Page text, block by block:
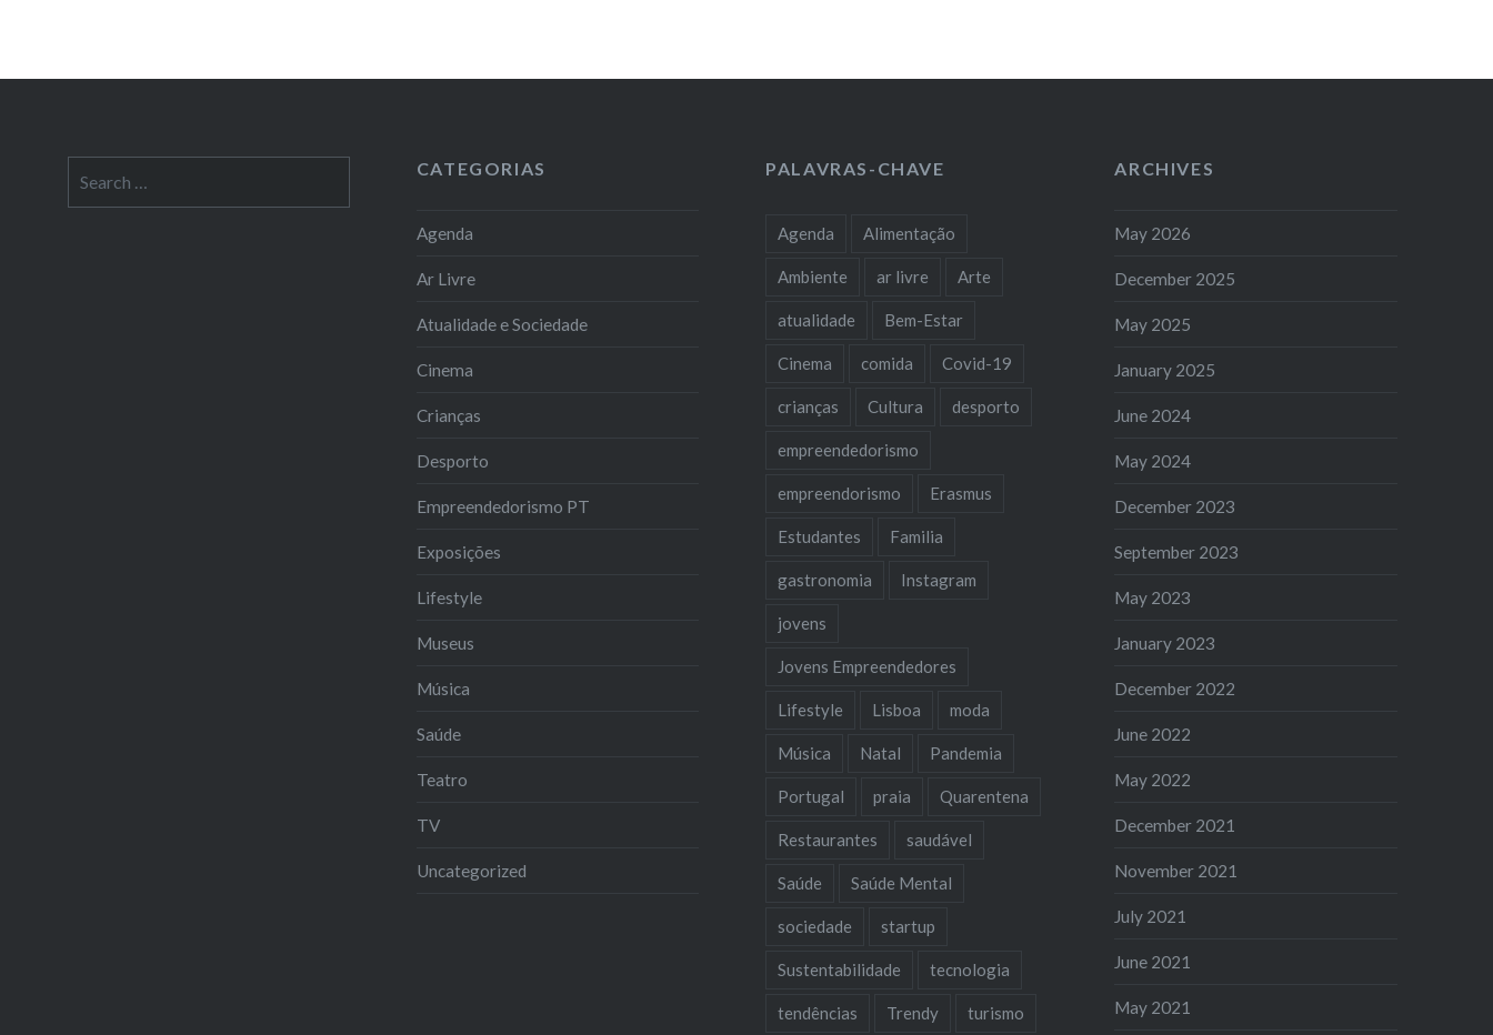
for:
CATEGORIAS
Agenda
Ar Livre
Atualidade e Sociedade
Cinema
Crianças
Desporto
Empreendedorismo PT
Exposições
Lifestyle
Museus
Música
Saúde
Teatro
TV
Uncategorized
PALAVRAS-CHAVE
Agenda Alimentação
Ambiente ar livre Arte
atualidade Bem-Estar
Cinema comida Covid-19
crianças Cultura desporto
empreendedorismo
empreendorismo Erasmus
Estudantes Familia
gastronomia Instagram
jovens
Jovens Empreendedores
Lifestyle Lisboa moda
Música Natal Pandemia
Portugal praia Quarentena
Restaurantes saudável
Saúde Saúde Mental
sociedade startup
Sustentabilidade tecnologia
tendências Trendy turismo
ARCHIVES
May 2026
December 2025
May 2025
January 2025
June 2024
May 2024
December 2023
September 2023
May 2023
January 2023
December 2022
June 2022
May 2022
December 2021
November 2021
July 2021
June 2021
May 2021